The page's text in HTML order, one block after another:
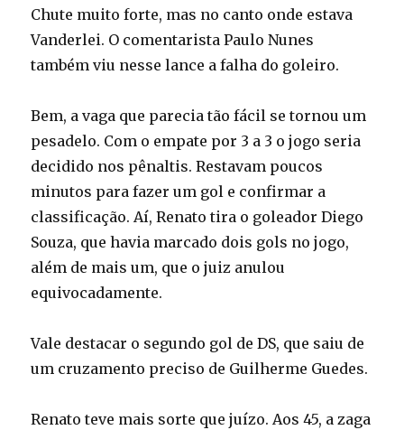
Chute muito forte, mas no canto onde estava
Vanderlei. O comentarista Paulo Nunes
também viu nesse lance a falha do goleiro.
Bem, a vaga que parecia tão fácil se tornou um
pesadelo. Com o empate por 3 a 3 o jogo seria
decidido nos pênaltis. Restavam poucos
minutos para fazer um gol e confirmar a
classificação. Aí, Renato tira o goleador Diego
Souza, que havia marcado dois gols no jogo,
além de mais um, que o juiz anulou
equivocadamente.
Vale destacar o segundo gol de DS, que saiu de
um cruzamento preciso de Guilherme Guedes.
Renato teve mais sorte que juízo. Aos 45, a zaga